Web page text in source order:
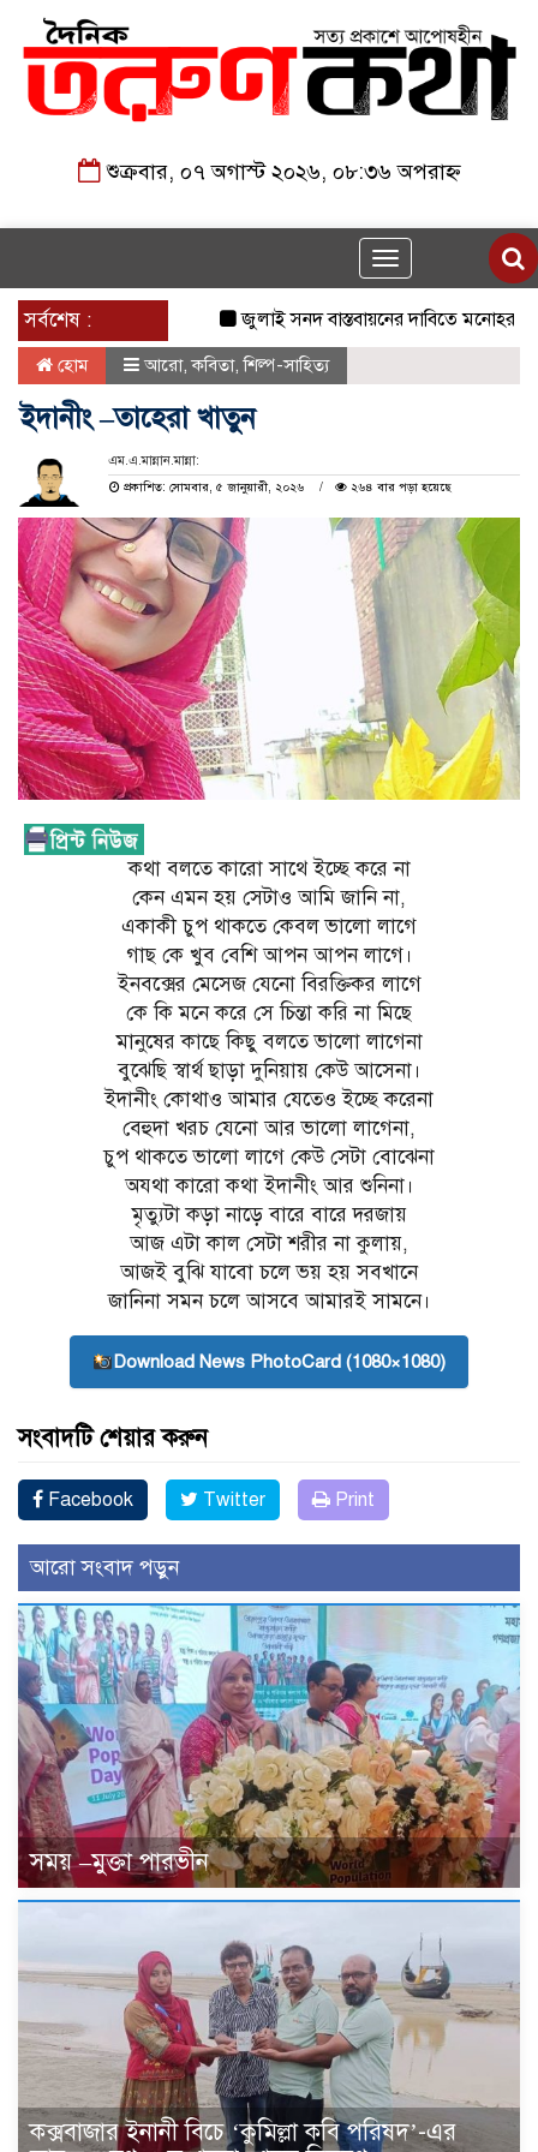
শুক্রবার, ০৭ অগাস্ট ২০২৬, ০৮:৩৬ অপরাহ্ন
Toggle
navigation
সর্বশেষ :
জুলাই সনদ বাস্তবায়নের দাবিতে মনোহরগঞ্জে
হোম আরো,কবিতা,শিল্প-সাহিত্য
ইদানীং –তাহেরা খাতুন
এম.এ.মান্নান.মান্না:
প্রকাশিত: সোমবার, ৫ জানুয়ারী, ২০২৬
২৬৪ বার পড়া হয়েছে
কথা বলতে কারো সাথে ইচ্ছে করে না
কেন এমন হয় সেটাও আমি জানি না,
একাকী চুপ থাকতে কেবল ভালো লাগে
গাছ কে খুব বেশি আপন আপন লাগে।
ইনবক্সের মেসেজ যেনো বিরক্তিকর লাগে
কে কি মনে করে সে চিন্তা করি না মিছে
মানুষের কাছে কিছু বলতে ভালো লাগেনা
বুঝেছি স্বার্থ ছাড়া দুনিয়ায় কেউ আসেনা।
ইদানীং কোথাও আমার যেতেও ইচ্ছে করেনা
বেহুদা খরচ যেনো আর ভালো লাগেনা,
চুপ থাকতে ভালো লাগে কেউ সেটা বোঝেনা
অযথা কারো কথা ইদানীং আর শুনিনা।
মৃত্যুটা কড়া নাড়ে বারে বারে দরজায়
আজ এটা কাল সেটা শরীর না কুলায়,
আজই বুঝি যাবো চলে ভয় হয় সবখানে
জানিনা সমন চলে আসবে আমারই সামনে।
Download News PhotoCard (1080×1080)
সংবাদটি শেয়ার করুন
Facebook Twitter Print
আরো সংবাদ পড়ুন
সময় –মুক্তা পারভীন
কক্সবাজার ইনানী বিচে ‘কুমিল্লা কবি পরিষদ’-এর